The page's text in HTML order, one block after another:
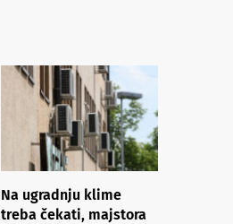
Na ugradnju klime
treba čekati, majstora